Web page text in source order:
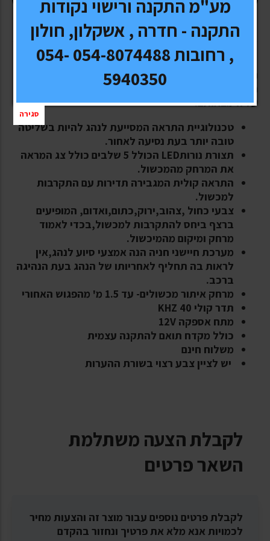
התראת מרחק אולטראסונית מודרנית לרכב
המותקנת על הפגוש האחורי, מאתרת מכשולים ומתריעה
על הימצאותם.
טכנולוגיית התראה המסייעת לנהג להיות בשליטה
טובה יותר בעת נסיעה לאחור.
תצורת נורותLED הכולל 5 שלבים כולל צג המראה
את המרחק מהמכשול.
התראה קולית המגבירה תדירות עם התקרבות
למכשול.
צבעי כחול ,צהוב,ירוק,כתום,ואדום, המופיעים
ברצף ביחס להתקרבות למכשול,בכדי לאמוד
מרחק ומיקום מהמיכשול.
מערכת חיישני חניה הנה אמצעי סיוע לנהג,אין
לראות בה תחליף לאחריותו של הנהג בעת הנהיגה
ברכב.
מרחק איתור מכשולים- עד 1.5 מ' מהפגוש האחורי
תדר קולי 40 KHZ
מתח אספקה 12V
כולל מקדח תואם להתקנה עצמית
משלוח חינם
יש לציין צבע רצוי בשורת ההערות
לקבלת הצעה משתלמת
השאר פרטים
לקבלת פרטים נוספים עבור מוצר זה והצעות מחיר
לכמויות אנא מלא את פרטיך ונחזור בהקדם
מע"מ התקנה ורישוי נקודות
התקנה - חדרה , אשקלון, חולון
, רחובות 054-8074488 054-
5940350
סגירה